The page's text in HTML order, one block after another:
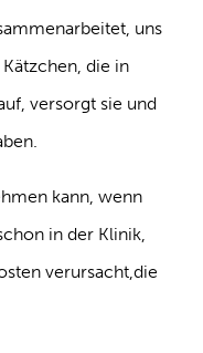
uns
die in
versorgt sie und
kann, wenn
in der Klinik,
verursacht,die